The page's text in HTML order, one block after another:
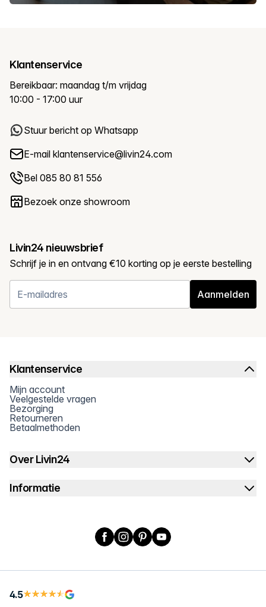
Klantenservice
Bereikbaar: maandag t/m vrijdag
10:00 - 17:00 uur
Stuur bericht op Whatsapp
E-mail klantenservice@livin24.com
Bel 085 80 81 556
Bezoek onze showroom
Livin24 nieuwsbrief
Schrijf je in en ontvang €10 korting op je eerste bestelling
Aanmelden
Klantenservice
Mijn account
Veelgestelde vragen
Bezorging
Retourneren
Betaalmethoden
Over Livin24
Informatie
Facebook
Instagram
PinterestYouTube
4.5